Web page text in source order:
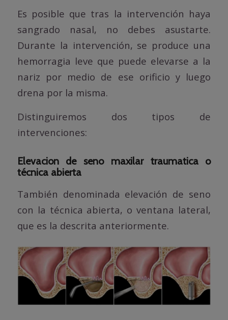
Es posible que tras la intervención haya
sangrado nasal, no debes asustarte.
Durante la intervención, se produce una
hemorragia leve que puede elevarse a la
nariz por medio de ese orificio y luego
drena por la misma.
Distinguiremos dos tipos de
intervenciones:
Elevacion de seno maxilar traumatica o
técnica abierta
También denominada elevación de seno
con la técnica abierta, o ventana lateral,
que es la descrita anteriormente.